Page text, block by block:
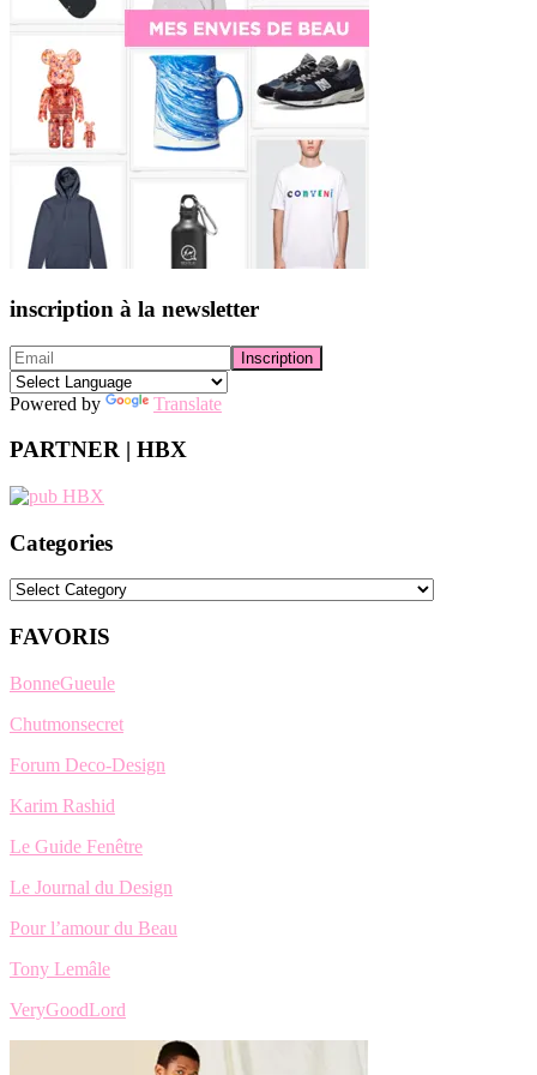
inscription à la newsletter
Powered by Translate
PARTNER | HBX
Categories
Categories
FAVORIS
BonneGueule
Chutmonsecret
Forum Deco-Design
Karim Rashid
Le Guide Fenêtre
Le Journal du Design
Pour l’amour du Beau
Tony Lemâle
VeryGoodLord